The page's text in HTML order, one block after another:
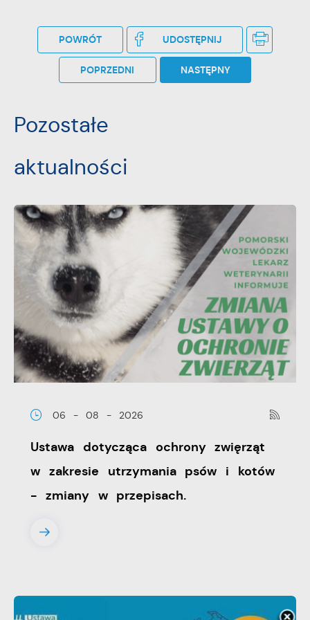
POWRÓT UDOSTĘPNIJ
POPRZEDNI NASTĘPNY
Pozostałe
aktualności
06 - 08 - 2026
Ustawa dotycząca ochrony zwięrząt
w zakresie utrzymania psów i kotów
- zmiany w przepisach.
społecznościowych.